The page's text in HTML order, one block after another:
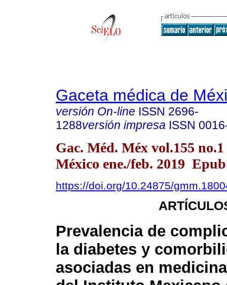
Gaceta médica de
versión On-line ISSN 2696-
1288versión impresa ISSN
Gac. Méd. Méx vol.155
México ene./feb. 2019
https://doi.org/10.24875/
Prevalencia de
la diabetes y
asociadas en